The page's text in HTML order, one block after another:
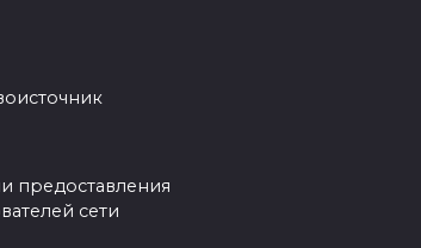
предоставления
сети